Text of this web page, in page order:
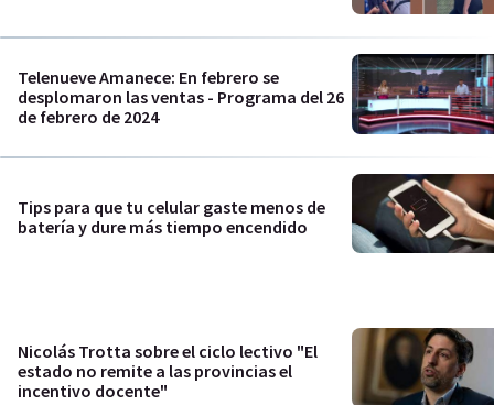
Telenueve Amanece: En febrero se
desplomaron las ventas - Programa del 26
de febrero de 2024
Tips para que tu celular gaste menos de
batería y dure más tiempo encendido
Nicolás Trotta sobre el ciclo lectivo "El
estado no remite a las provincias el
incentivo docente"